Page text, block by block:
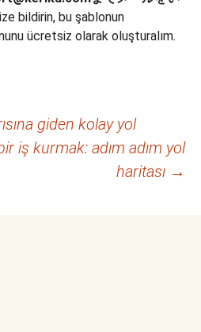
bildirin, bu şablonun
ücretsiz olarak oluşturalım.
giden kolay yol
iş kurmak: adım adım yol
haritası →